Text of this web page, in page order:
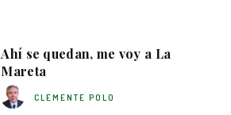
Ahí se quedan, me voy a La
Mareta
CLEMENTE POLO